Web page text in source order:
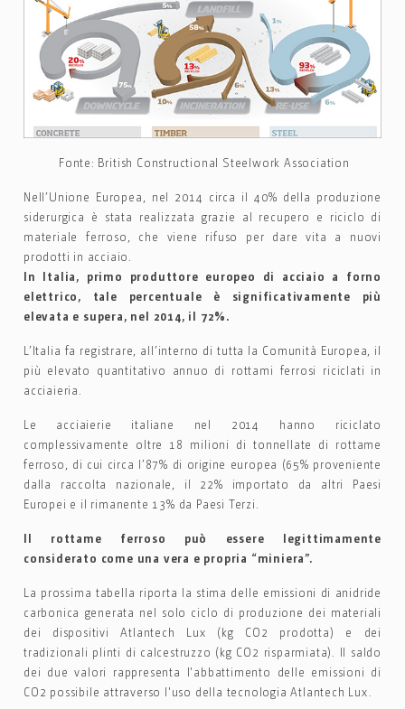
Fonte: British Constructional Steelwork Association
Nell’Unione Europea, nel 2014 circa il 40% della produzione
siderurgica è stata realizzata grazie al recupero e riciclo di
materiale ferroso, che viene rifuso per dare vita a nuovi
prodotti in acciaio.
In Italia, primo produttore europeo di acciaio a forno
elettrico, tale percentuale è significativamente più
elevata e supera, nel 2014, il 72%.
L’Italia fa registrare, all’interno di tutta la Comunità Europea, il
più elevato quantitativo annuo di rottami ferrosi riciclati in
acciaieria.
Le acciaierie italiane nel 2014 hanno riciclato
complessivamente oltre 18 milioni di tonnellate di rottame
ferroso, di cui circa l’87% di origine europea (65% proveniente
dalla raccolta nazionale, il 22% importato da altri Paesi
Europei e il rimanente 13% da Paesi Terzi.
Il rottame ferroso può essere legittimamente
considerato come una vera e propria “miniera”.
La prossima tabella riporta la stima delle emissioni di anidride
carbonica generata nel solo ciclo di produzione dei materiali
dei dispositivi Atlantech Lux (kg CO2 prodotta) e dei
tradizionali plinti di calcestruzzo (kg CO2 risparmiata). Il saldo
dei due valori rappresenta l'abbattimento delle emissioni di
CO2 possibile attraverso l'uso della tecnologia Atlantech Lux.